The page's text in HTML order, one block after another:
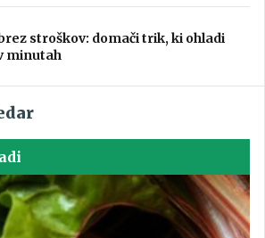
stroškov: domači trik, ki ohladi
minutah